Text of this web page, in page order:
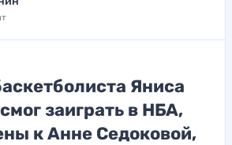
Яниса
заиграть в НБА,
к Анне Седоковой,